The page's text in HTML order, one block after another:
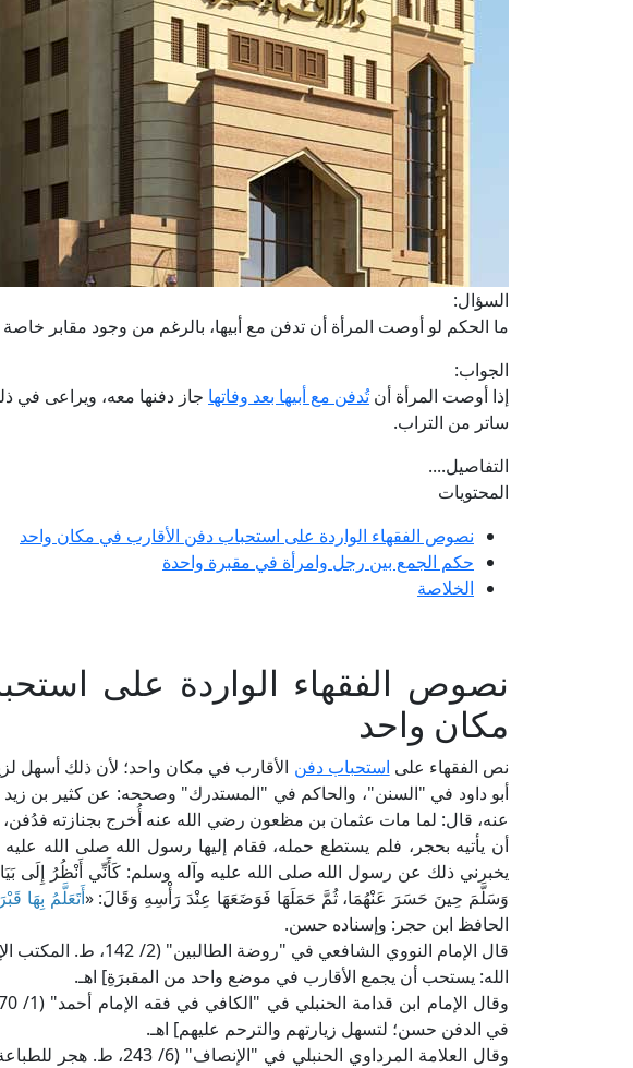
السؤال:
ما الحكم لو أوصت المرأة أن تدفن مع أبيها، بالرغم من وجود مقابر خاصة
الجواب:
إذا أوصت المرأة أنتُدفن مع أبيها بعد وفاتها جاز دفنها معه، ويراعى في
ساتر من التراب.
التفاصيل....
المحتويات
نصوص الفقهاء الواردة على استحباب دفن الأقارب في مكان واحد
حكم الجمع بين رجل وامرأة في مقبرة واحدة
الخلاصة
نصوص الفقهاء الواردة على
مكان واحد
نص الفقهاء على استحباب دفن الأقارب في مكان واحد؛ لأن ذلك أسهل
أبو داود في "السنن"، والحاكم في "المستدرك" وصححه: عن كثير بن
عنه، قال: لما مات عثمان بن مظعون رضي الله عنه أُخرج بجنازته فدُفن،
أن يأتيه بحجر، فلم يستطع حمله، فقام إليها رسول الله صلى الله
يخبرني ذلك عن رسول الله صلى الله عليه وآله وسلم: كَأَنِّي أَنْظُرُ إِلَى
وَسَلَّمَ حِينَ حَسَرَ عَنْهُمَا، ثُمَّ حَمَلَهَا فَوَضَعَهَا عِنْدَ رَأْسِهِ وَقَالَ: «أَتَعَلَّمُ بِهَا
الحافظ ابن حجر: وإسناده حسن.
قال الإمام النووي
الله: يستحب أن يجمع الأقارب في موضع واحد من المقبرَةِ] اهـ.
في الدفن حسن؛ لتسهل زيارتهم والترحم عليهم] اهـ.
وقال العلامة المرداوي